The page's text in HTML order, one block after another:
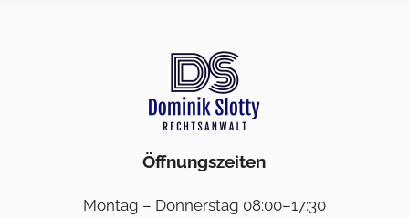
Öffnungszeiten
Montag – Donnerstag 08:00–17:30